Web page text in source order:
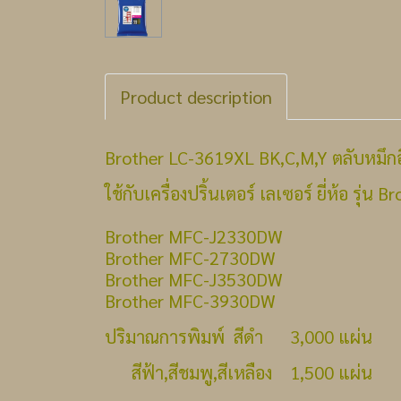
Product description
Brother LC-3619XL BK,C,M,Y ตลับหมึก
ใช้กับเครื่องปริ้นเตอร์ เลเซอร์ ยี่ห้อ รุ่น
Brother MFC-J2330DW
Brother MFC-2730DW
Brother MFC-J3530DW
Brother MFC-3930DW
ปริมาณการพิมพ์ สีดำ 3,000 แผ่น
สีฟ้า,สีชมพู,สีเหลือง 1,500 แผ่น